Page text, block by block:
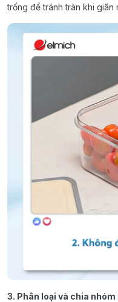
trống để tránh tràn khi giãn
3. Phân loại và chia